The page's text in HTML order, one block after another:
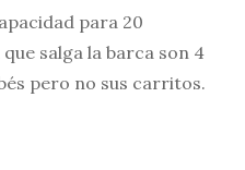
para 20
salga la barca son 4
pero no sus carritos.